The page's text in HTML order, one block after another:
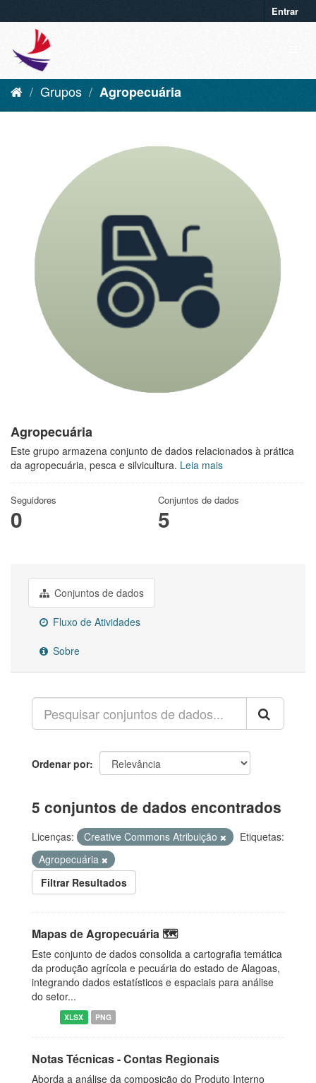
Entrar
Grupos Agropecuária
Agropecuária
Este grupo armazena conjunto de dados relacionados à prática
da agropecuária, pesca e silvicultura. Leia mais
Seguidores
0
Conjuntos de dados
5
Conjuntos de dados
Fluxo de Atividades
Sobre
Ordenar por
5 conjuntos de dados encontrados
Licenças: Creative Commons Atribuição
Etiquetas:
Agropecuária
Filtrar Resultados
Mapas de Agropecuária 🗺️
Este conjunto de dados consolida a cartografia temática
da produção agrícola e pecuária do estado de Alagoas,
integrando dados estatísticos e espaciais para análise
do setor...
XLSX PNG
Notas Técnicas - Contas Regionais
Aborda a análise da composição do Produto Interno